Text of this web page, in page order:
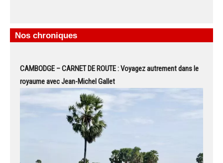
Nos chroniques
CAMBODGE – CARNET DE ROUTE : Voyagez autrement dans le
royaume avec Jean-Michel Gallet